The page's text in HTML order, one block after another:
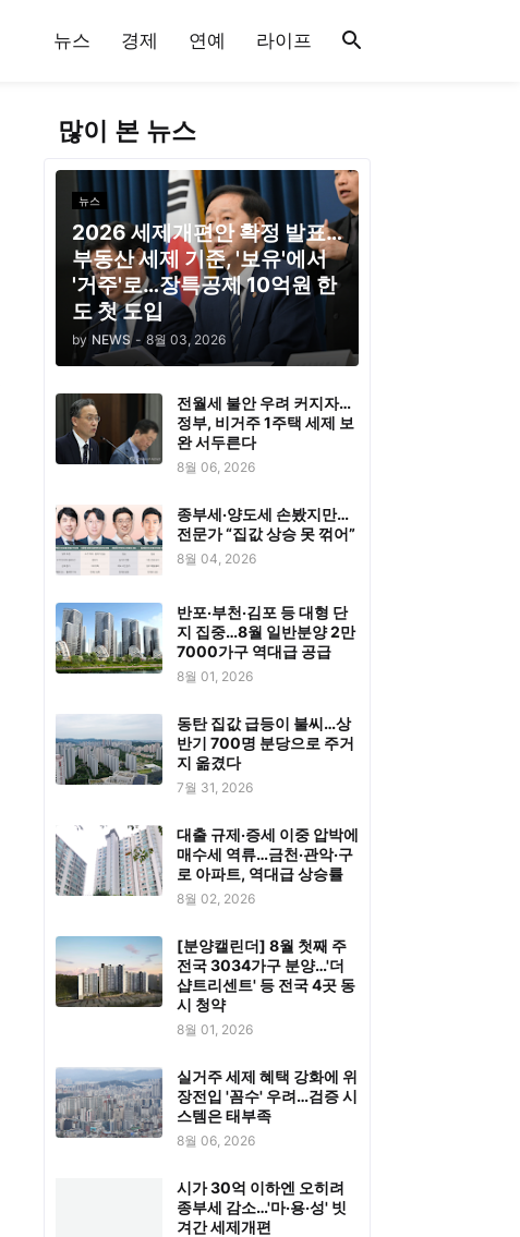
뉴스 경제 연예 라이프
많이 본 뉴스
뉴스
2026 세제개편안 확정 발표…
부동산 세제 기준, '보유'에서
'거주'로…장특공제 10억원 한
도 첫 도입
by NEWS - 8월 03, 2026
전월세 불안 우려 커지자…
정부, 비거주 1주택 세제 보
완 서두른다
8월 06, 2026
종부세·양도세 손봤지만…
전문가 “집값 상승 못 꺾어”
8월 04, 2026
반포·부천·김포 등 대형 단
지 집중…8월 일반분양 2만
7000가구 역대급 공급
8월 01, 2026
동탄 집값 급등이 불씨…상
반기 700명 분당으로 주거
지 옮겼다
7월 31, 2026
대출 규제·증세 이중 압박에
매수세 역류…금천·관악·구
로 아파트, 역대급 상승률
8월 02, 2026
[분양캘린더] 8월 첫째 주
전국 3034가구 분양…'더
샵트리센트' 등 전국 4곳 동
시 청약
8월 01, 2026
실거주 세제 혜택 강화에 위
장전입 '꼼수' 우려…검증 시
스템은 태부족
8월 06, 2026
시가 30억 이하엔 오히려
종부세 감소…'마·용·성' 빗
겨간 세제개편